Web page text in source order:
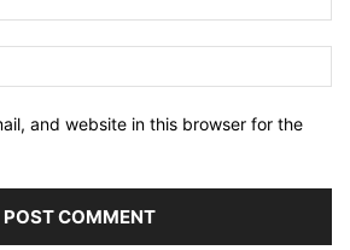
and website in this browser for the